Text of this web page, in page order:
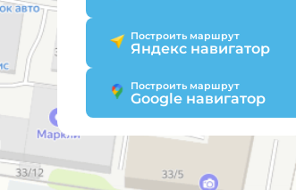
Построить маршрут
Яндекс навигатор
Построить маршрут
Google навигатор